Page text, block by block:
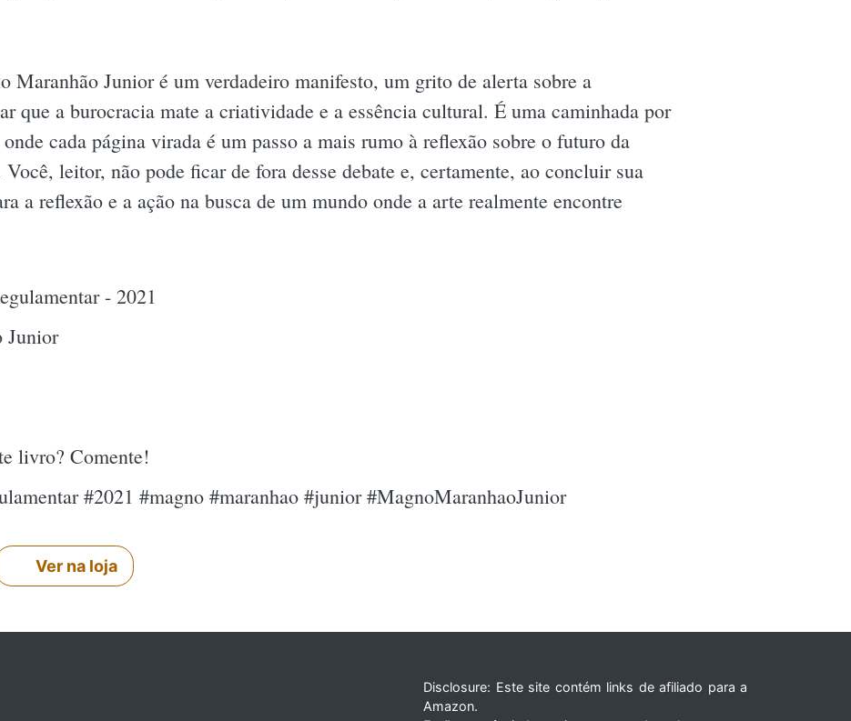
Maranhão Junior é um verdadeiro manifesto, um grito de alerta sobre a
que a burocracia mate a criatividade e a essência cultural. É uma caminhada por
cada página virada é um passo a mais rumo à reflexão sobre o futuro da
leitor, não pode ficar de fora desse debate e, certamente, ao concluir sua
a reflexão e a ação na busca de um mundo onde a arte realmente encontre
- 2021
livro? Comente!
#2021 #magno #maranhao #junior #MagnoMaranhaoJunior
Ver na loja
Disclosure: Este site contém links de afiliado para a
Amazon.